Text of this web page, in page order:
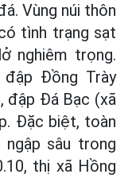
Vùng núi thôn
tình trạng sạt
nghiêm trọng.
Đồng Trày
đập Đá Bạc (xã
Đặc biệt, toàn
sâu trong
thị xã Hồng